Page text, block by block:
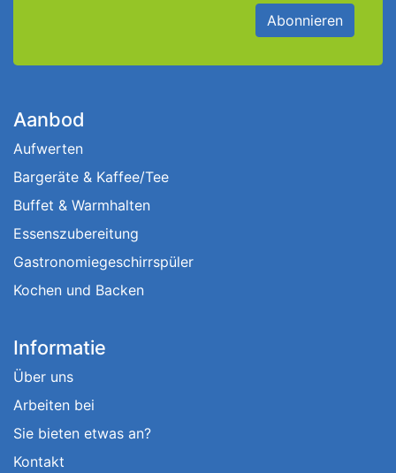
Abonnieren
Aanbod
Aufwerten
Bargeräte & Kaffee/Tee
Buffet & Warmhalten
Essenszubereitung
Gastronomiegeschirrspüler
Kochen und Backen
Informatie
Über uns
Arbeiten bei
Sie bieten etwas an?
Kontakt